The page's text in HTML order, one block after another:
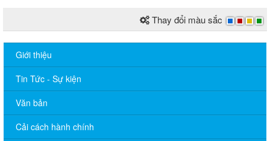
Thay đổi màu sắc
Giới thiệu
Tin Tức - Sự kiện
Văn bản
Cải cách hành chính